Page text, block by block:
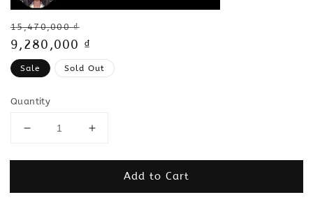
Regular
price
15,470,000 ₫
Sale
price
9,280,000 ₫
Sale Sold Out
Quantity
Add to Cart